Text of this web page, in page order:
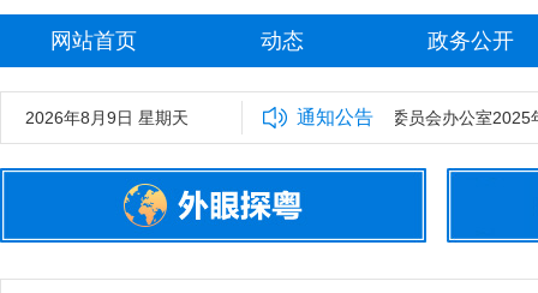
网站首页 动态 政务公开
2026年8月9日 星期天 通知公告
中共广东省委外事工作委员会办公室2025